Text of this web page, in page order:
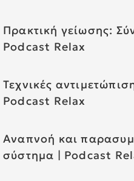
Πρακτική γείωσης:
Podcast Relax
Τεχνικές
Podcast Relax
Αναπνοή και
σύστημα | Podcast